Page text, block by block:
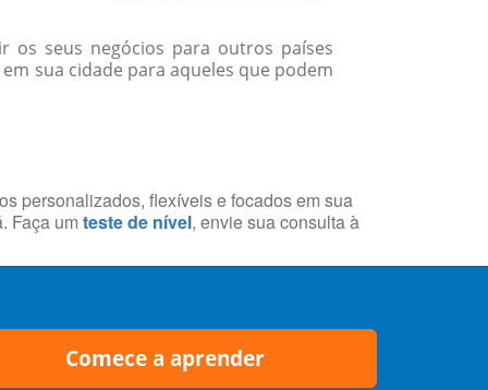
os seus negócios para outros países
sua cidade para aqueles que podem
personalizados, flexíveis e focados em sua
Faça um teste de nível, envie sua consulta à
Comece a aprender